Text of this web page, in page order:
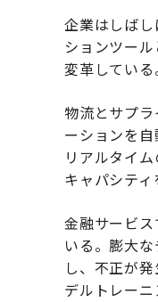
企業はしば
ションツー
変革している
物流とサプ
ーションを
リアルタイ
キャパシティ
金融サービ
いる。膨大
し、不正が
デルトレー